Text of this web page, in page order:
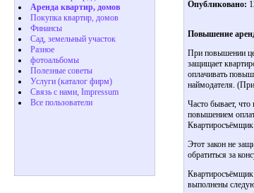
Аренда квартир, домов
Покупка квартир, домов
Финансы
Сад, земельный участок
Разное
фотоальбомы
Полезные советы
Услуги (каталог фирм)
Связь с нами, Impressum
Все пользователи
Опубликовано:
Повышение
При повышении
защищает
оплачивать
наймодателя.
Часто бывает,
повышением
Квартиросъёмщик
Этот закон не
обратиться за
выполнены